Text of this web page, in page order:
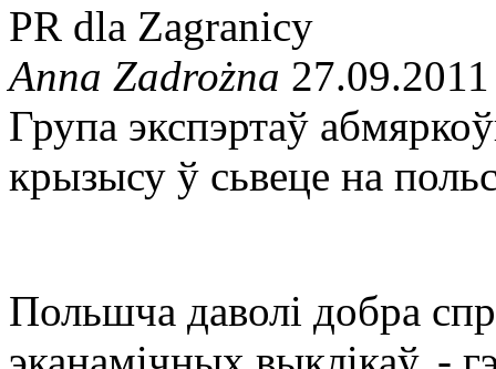
PR dla Zagranicy
Anna Zadrożna
Група экспэртаў
крызысу ў сьвеце на
Польшча даволі добра